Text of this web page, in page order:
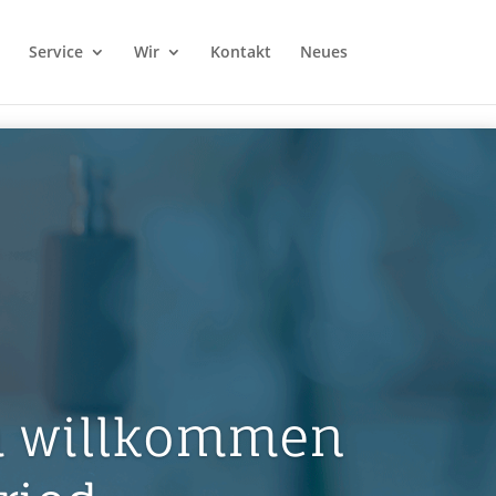
Service
Wir Kontakt Neues
willkommen